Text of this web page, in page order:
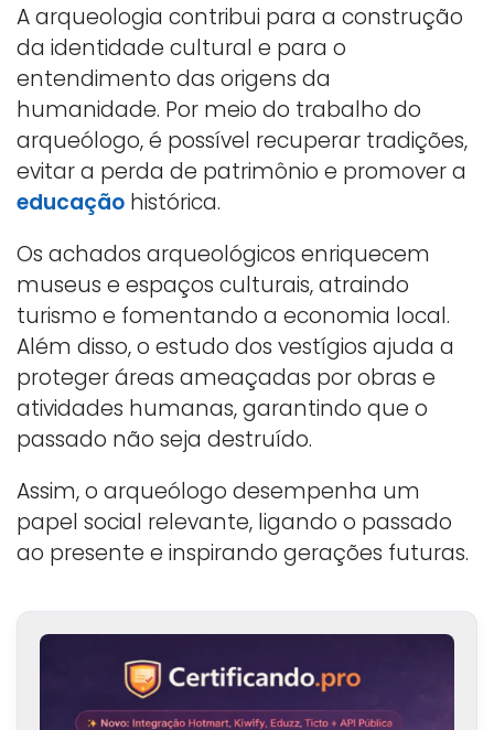
A arqueologia contribui para a construção
da identidade cultural e para o
entendimento das origens da
humanidade. Por meio do trabalho do
arqueólogo, é possível recuperar tradições,
evitar a perda de patrimônio e promover a
educação histórica.
Os achados arqueológicos enriquecem
museus e espaços culturais, atraindo
turismo e fomentando a economia local.
Além disso, o estudo dos vestígios ajuda a
proteger áreas ameaçadas por obras e
atividades humanas, garantindo que o
passado não seja destruído.
Assim, o arqueólogo desempenha um
papel social relevante, ligando o passado
ao presente e inspirando gerações futuras.